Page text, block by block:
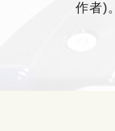
作者)。